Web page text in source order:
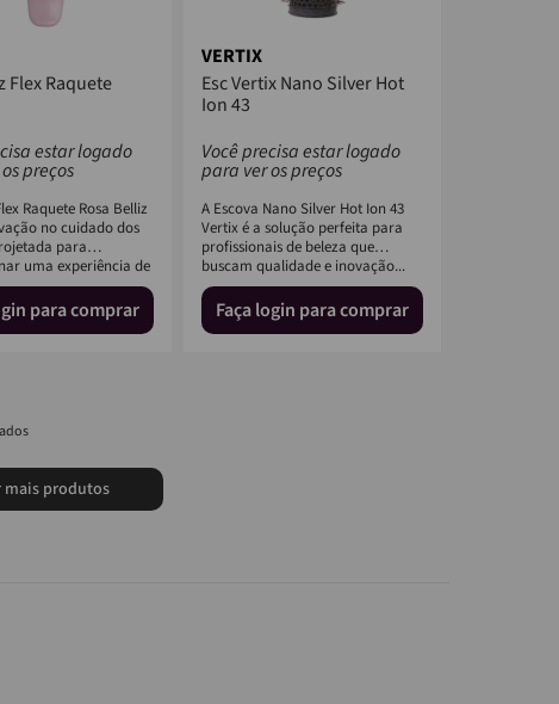
Flex Raquete
estar logado
preços
Raquete Rosa Belliz
no cuidado dos
para
uma experiência de
para comprar
VERTIX
Esc Vertix Nano Silver Hot
Ion 43
Você precisa estar logado
para ver os preços
A Escova Nano Silver Hot Ion 43
Vertix é a solução perfeita para
profissionais de beleza que
buscam qualidade e inovação...
Faça login para comprar